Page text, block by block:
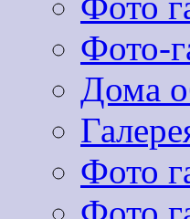
Фото-
Дома
Фото